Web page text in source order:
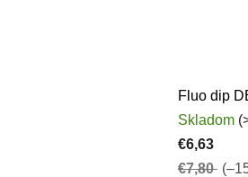
Fluo dip
Skladom
€6,63
€7,80